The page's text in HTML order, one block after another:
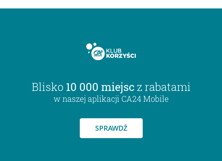
Blisko 10 000 miejsc z rabatami
w naszej aplikacji CA24 Mobile
SPRAWDŹ